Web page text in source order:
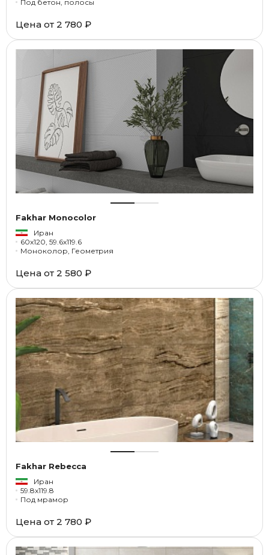
Под бетон, полосы
Цена от 2 780 ₽
Fakhar Monocolor
Иран
60x120, 59.6x119.6
Моноколор, Геометрия
Цена от 2 580 ₽
Fakhar Rebecca
Иран
59.8x119.8
Под мрамор
Цена от 2 780 ₽